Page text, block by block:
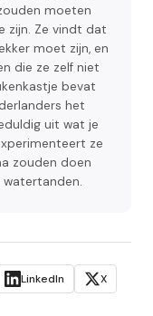
moeten
zijn. Ze vindt dat
moet zijn, en
die ze zelf niet
bevat
het
uit wat je
ze
zouden doen
watertanden.
LinkedIn
X